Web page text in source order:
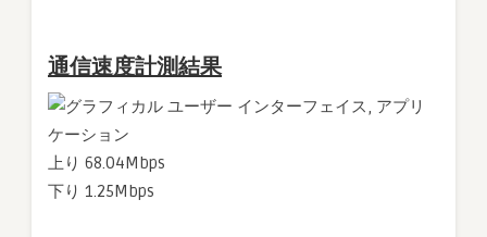
通信速度計測結果
上り 68.04Mbps
下り 1.25Mbps